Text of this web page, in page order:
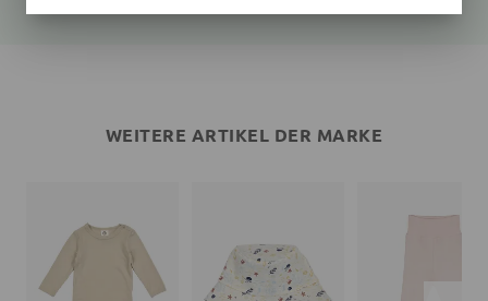
WEITERE ARTIKEL DER MARKE